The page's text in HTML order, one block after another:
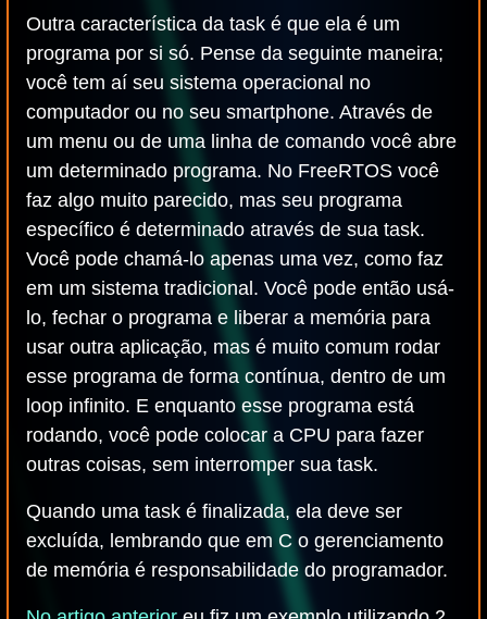
Outra característica da task é que ela é um
programa por si só. Pense da seguinte maneira;
você tem aí seu sistema operacional no
computador ou no seu smartphone. Através de
um menu ou de uma linha de comando você abre
um determinado programa. No FreeRTOS você
faz algo muito parecido, mas seu programa
específico é determinado através de sua task.
Você pode chamá-lo apenas uma vez, como faz
em um sistema tradicional. Você pode então usá-
lo, fechar o programa e liberar a memória para
usar outra aplicação, mas é muito comum rodar
esse programa de forma contínua, dentro de um
loop infinito. E enquanto esse programa está
rodando, você pode colocar a CPU para fazer
outras coisas, sem interromper sua task.
Quando uma task é finalizada, ela deve ser
excluída, lembrando que em C o gerenciamento
de memória é responsabilidade do programador.